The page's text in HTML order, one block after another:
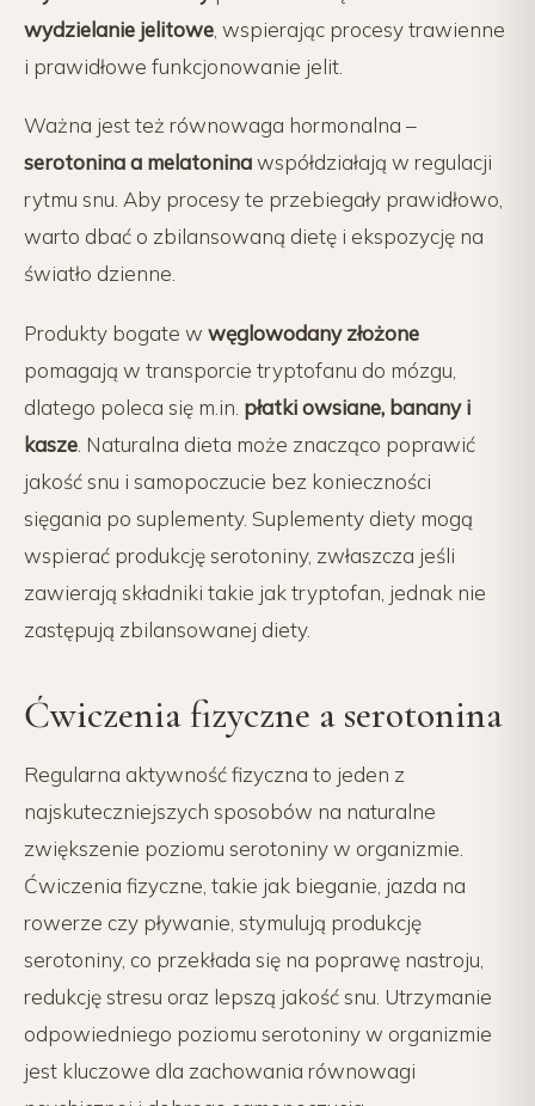
wydzielanie jelitowe , wspierając procesy trawienne
i prawidłowe funkcjonowanie jelit.
Ważna jest też równowaga hormonalna –
serotonina a melatoninawspółdziałają w regulacji
rytmu snu. Aby procesy te przebiegały prawidłowo,
warto dbać o zbilansowaną dietę i ekspozycję na
światło dzienne.
Produkty bogate w węglowodany złożone
pomagają w transporcie tryptofanu do mózgu,
dlatego poleca się m.in. płatki owsiane, banany i
kasze . Naturalna dieta może znacząco poprawić
jakość snu i samopoczucie bez konieczności
sięgania po suplementy. Suplementy diety mogą
wspierać produkcję serotoniny, zwłaszcza jeśli
zawierają składniki takie jak tryptofan, jednak nie
zastępują zbilansowanej diety.
Ćwiczenia fizyczne a serotonina
Regularna aktywność fizyczna to jeden z
najskuteczniejszych sposobów na naturalne
zwiększenie poziomu serotoniny w organizmie.
Ćwiczenia fizyczne, takie jak bieganie, jazda na
rowerze czy pływanie, stymulują produkcję
serotoniny, co przekłada się na poprawę nastroju,
redukcję stresu oraz lepszą jakość snu. Utrzymanie
odpowiedniego poziomu serotoniny w organizmie
jest kluczowe dla zachowania równowagi